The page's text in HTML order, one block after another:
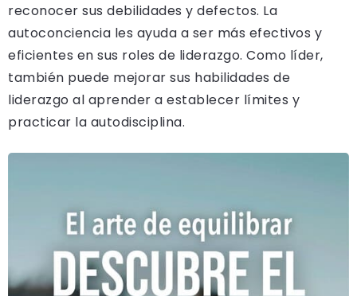
reconocer sus debilidades y defectos. La
autoconciencia les ayuda a ser más efectivos y
eficientes en sus roles de liderazgo. Como líder,
también puede mejorar sus habilidades de
liderazgo al aprender a establecer límites y
practicar la autodisciplina.